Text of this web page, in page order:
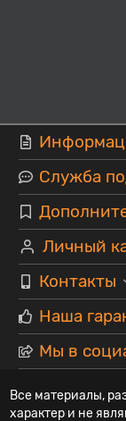
Служба
Личный
Контакты
Наша
Мы в
Все материалы,
характер и не